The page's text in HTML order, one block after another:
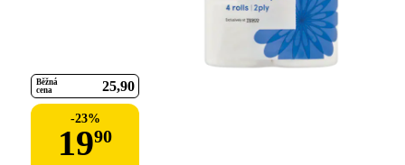
Běžná
cena
25 90
-23%
1990